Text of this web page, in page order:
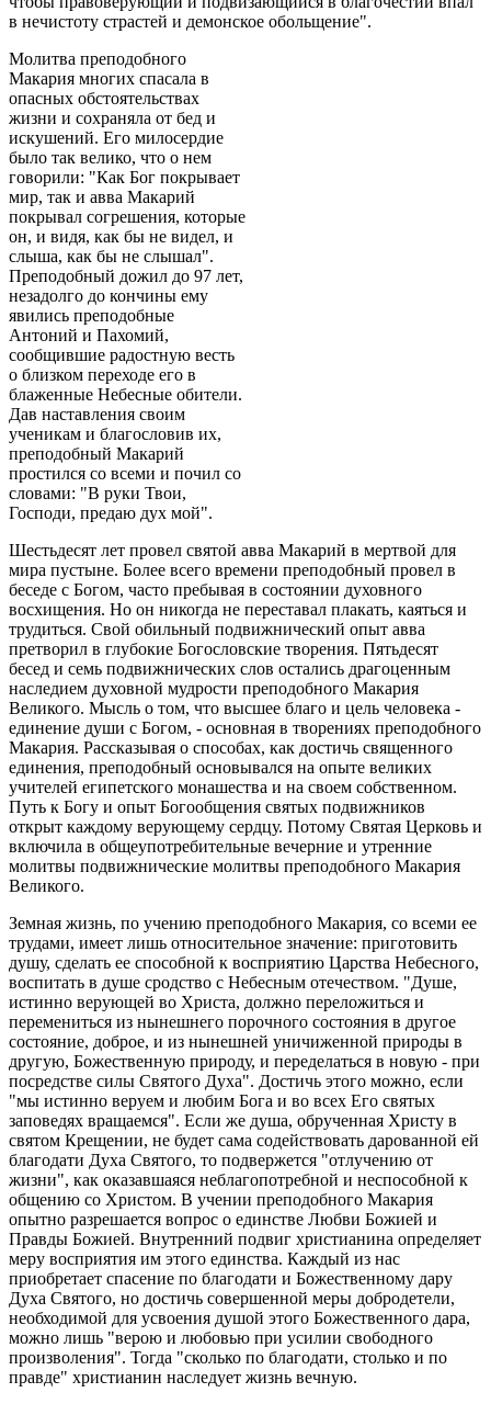
в нечистоту страстей и демонское обольщение".
Молитва преподобного
Макария многих спасала в
опасных обстоятельствах
жизни и сохраняла от бед и
искушений. Его милосердие
было так велико, что о нем
говорили: "Как Бог покрывает
мир, так и авва Макарий
покрывал согрешения, которые
он, и видя, как бы не видел, и
слыша, как бы не слышал".
Преподобный дожил до 97 лет,
незадолго до кончины ему
явились преподобные
Антоний и Пахомий,
сообщившие радостную весть
о близком переходе его в
блаженные Небесные обители.
Дав наставления своим
ученикам и благословив их,
преподобный Макарий
простился со всеми и почил со
словами: "В руки Твои,
Господи, предаю дух мой".
Шестьдесят лет провел святой авва Макарий в мертвой для
мира пустыне. Более всего времени преподобный провел в
беседе с Богом, часто пребывая в состоянии духовного
восхищения. Но он никогда не переставал плакать, каяться и
трудиться. Свой обильный подвижнический опыт авва
претворил в глубокие Богословские творения. Пятьдесят
бесед и семь подвижнических слов остались драгоценным
наследием духовной мудрости преподобного Макария
Великого. Мысль о том, что высшее благо и цель человека -
единение души с Богом, - основная в творениях преподобного
Макария. Рассказывая о способах, как достичь священного
единения, преподобный основывался на опыте великих
учителей египетского монашества и на своем собственном.
Путь к Богу и опыт Богообщения святых подвижников
открыт каждому верующему сердцу. Потому Святая Церковь и
включила в общеупотребительные вечерние и утренние
молитвы подвижнические молитвы преподобного Макария
Великого.
Земная жизнь, по учению преподобного Макария, со всеми ее
трудами, имеет лишь относительное значение: приготовить
душу, сделать ее способной к восприятию Царства Небесного,
воспитать в душе сродство с Небесным отечеством. "Душе,
истинно верующей во Христа, должно переложиться и
перемениться из нынешнего порочного состояния в другое
состояние, доброе, и из нынешней уничиженной природы в
другую, Божественную природу, и переделаться в новую - при
посредстве силы Святого Духа". Достичь этого можно, если
"мы истинно веруем и любим Бога и во всех Его святых
заповедях вращаемся". Если же душа, обрученная Христу в
святом Крещении, не будет сама содействовать дарованной ей
благодати Духа Святого, то подвержется "отлучению от
жизни", как оказавшаяся неблагопотребной и неспособной к
общению со Христом. В учении преподобного Макария
опытно разрешается вопрос о единстве Любви Божией и
Правды Божией. Внутренний подвиг христианина определяет
меру восприятия им этого единства. Каждый из нас
приобретает спасение по благодати и Божественному дару
Духа Святого, но достичь совершенной меры добродетели,
необходимой для усвоения душой этого Божественного дара,
можно лишь "верою и любовью при усилии свободного
произволения". Тогда "сколько по благодати, столько и по
правде" христианин наследует жизнь вечную.